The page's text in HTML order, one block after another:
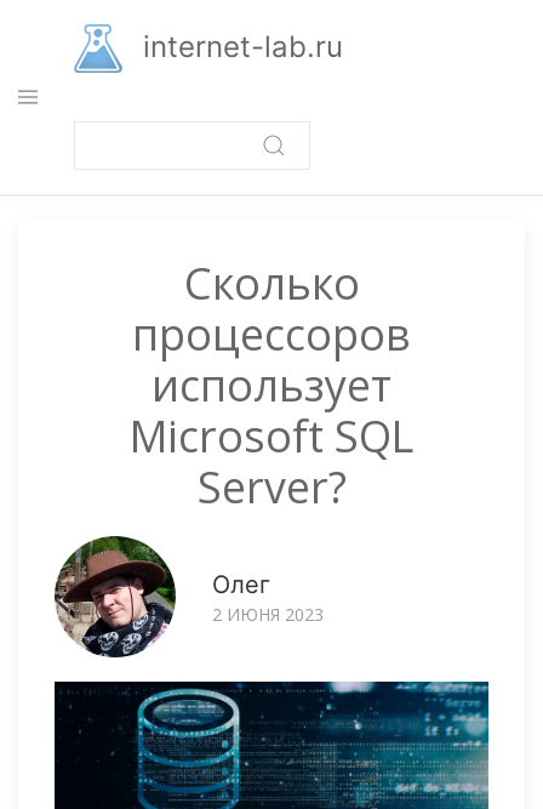
основному
содержанию
internet-lab.ru
Сколько
процессоров
использует
Microsoft SQL
Server?
Олег
2 ИЮНЯ 2023